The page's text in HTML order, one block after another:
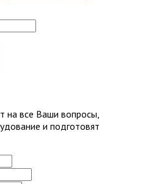
на все Ваши вопросы,
и подготовят